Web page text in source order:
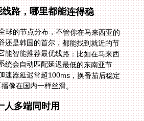
路，哪里都能连得稳
球的节点分布，不管你在马来西亚的
国的曼谷还是韩国的首尔，都能找到就近的节
的是，它能智能推荐最优线路：比如在马来西
界杯，系统会自动匹配延迟最低的东南亚节
用其他加速器延迟常超100ms，换番茄后稳定
像在国内一样丝滑。
人多端同时用